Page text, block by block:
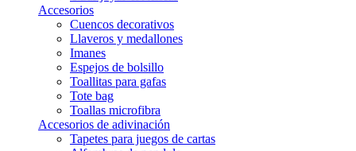
Accesorios
Cuencos decorativos
Llaveros y medallones
Imanes
Espejos de bolsillo
Toallitas para gafas
Tote bag
Toallas microfibra
Accesorios de adivinación
Tapetes para juegos de cartas